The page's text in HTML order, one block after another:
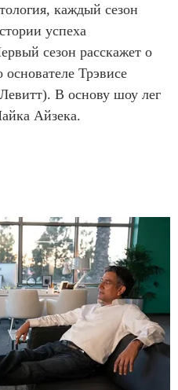
каждый сезон
успеха
сезон расскажет о
основателе Трэвисе
В основу шоу лег
Айзека.